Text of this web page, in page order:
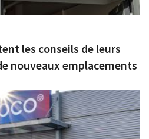
les conseils de leurs
nouveaux emplacements